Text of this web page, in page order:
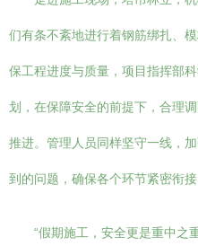
们有条不紊地进行着钢筋绑扎、
保工程进度与质量，项目指挥部
划，在保障安全的前提下，合理
推进。管理人员同样坚守一线，
到的问题，确保各个环节紧密衔接
“假期施工，安全更是重中之